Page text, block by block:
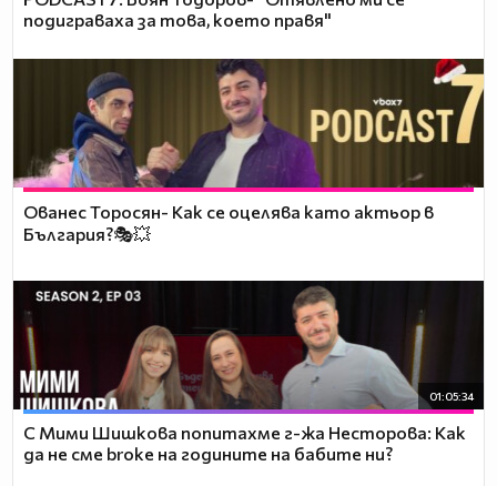
подиграваха за това, което правя"
Ованес Торосян- Как се оцелява като актьор в
България?🎭💥
01:05:34
С Мими Шишкова попитахме г-жа Несторова: Как
да не сме broke на годините на бабите ни?